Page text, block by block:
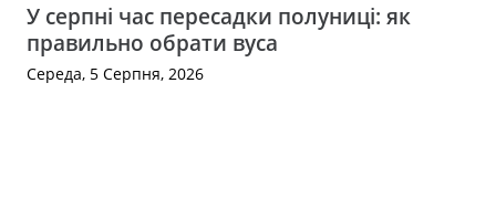
У серпні час пересадки полуниці: як
правильно обрати вуса
Середа, 5 Серпня, 2026